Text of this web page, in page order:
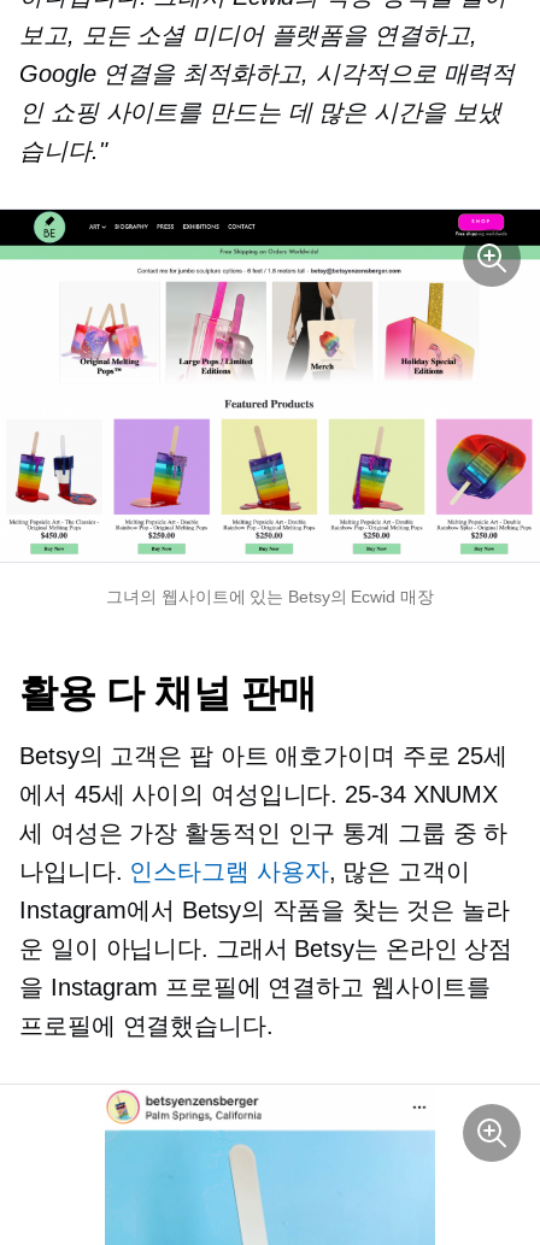
보고, 모든 소셜 미디어 플랫폼을 연결하고,
Google 연결을 최적화하고, 시각적으로 매력적
인 쇼핑 사이트를 만드는 데 많은 시간을 보냈
습니다."
그녀의 웹사이트에 있는 Betsy의 Ecwid 매장
활용 다 채널 판매
Betsy의 고객은 팝 아트 애호가이며 주로 25세
에서 45세 사이의 여성입니다. 25-34XNUMX
세 여성은 가장 활동적인 인구 통계 그룹 중 하
나입니다. 인스타그램 사용자, 많은 고객이
Instagram에서 Betsy의 작품을 찾는 것은 놀라
운 일이 아닙니다. 그래서 Betsy는 온라인 상점
을 Instagram 프로필에 연결하고 웹사이트를
프로필에 연결했습니다.